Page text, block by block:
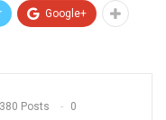
Google+
380 Posts 0